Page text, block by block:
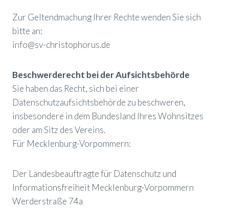
Zur Geltendmachung Ihrer Rechte wenden Sie sich
bitte an:
info@sv-christophorus.de
Beschwerderecht bei der Aufsichtsbehörde
Sie haben das Recht, sich bei einer
Datenschutzaufsichtsbehörde zu beschweren,
insbesondere in dem Bundesland Ihres Wohnsitzes
oder am Sitz des Vereins.
Für Mecklenburg-Vorpommern:
Der Landesbeauftragte für Datenschutz und
Informationsfreiheit Mecklenburg-Vorpommern
Werderstraße 74a